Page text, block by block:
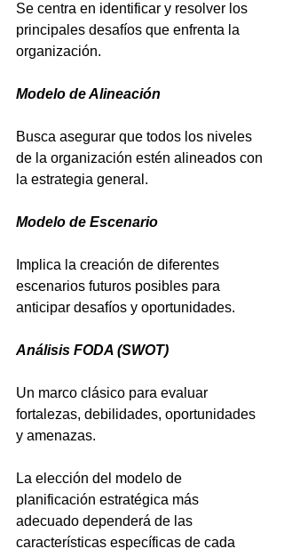
Se centra en identificar y resolver los
principales desafíos que enfrenta la
organización.
Modelo de Alineación
Busca asegurar que todos los niveles
de la organización estén alineados con
la estrategia general.
Modelo de Escenario
Implica la creación de diferentes
escenarios futuros posibles para
anticipar desafíos y oportunidades.
Análisis FODA (SWOT)
Un marco clásico para evaluar
fortalezas, debilidades, oportunidades
y amenazas.
La elección del modelo de
planificación estratégica más
adecuado dependerá de las
características específicas de cada